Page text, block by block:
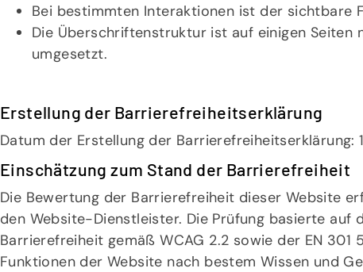
Bei bestimmten Interaktionen ist der sichtbare
Die Überschriftenstruktur ist auf einigen Seiten
umgesetzt.
Erstellung der Barrierefreiheitserklärung
Datum der Erstellung der Barrierefreiheitserklärung:
Einschätzung zum Stand der Barrierefreiheit
Die Bewertung der Barrierefreiheit dieser Website
den Website-Dienstleister. Die Prüfung basierte auf
Barrierefreiheit gemäß WCAG 2.2 sowie der EN 301
Funktionen der Website nach bestem Wissen und